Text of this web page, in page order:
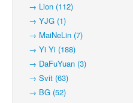
→ Lion (112)
→ YJG (1)
→ MaiNeLin (7)
→ Yi Yi (188)
→ DaFuYuan (3)
→ Svit (63)
→ BG (52)